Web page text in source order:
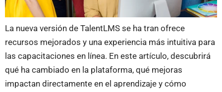
La nueva versión de TalentLMS se ha tran ofrece
recursos mejorados y una experiencia más intuitiva para
las capacitaciones en línea. En este artículo, descubrirá
qué ha cambiado en la plataforma, qué mejoras
impactan directamente en el aprendizaje y cómo